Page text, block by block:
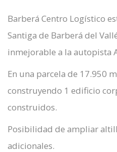
Barberá Centro Logístico
Santiga de Barberá del
inmejorable a la autopista
En una parcela de 17.950
construyendo 1 edificio
construidos.
Posibilidad de ampliar
adicionales.